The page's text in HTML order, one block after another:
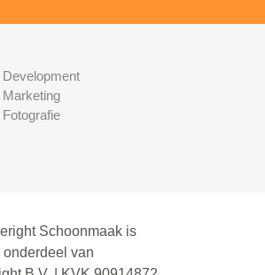
Development
Marketing
Schoonmaak is
onderdeel van